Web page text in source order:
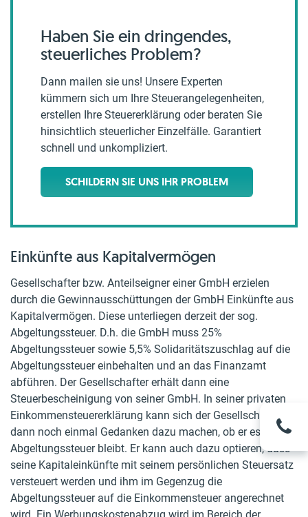
Haben Sie ein dringendes,
steuerliches Problem?
Dann mailen sie uns! Unsere Experten
kümmern sich um Ihre Steuerangelegenheiten,
erstellen Ihre Steuererklärung oder beraten Sie
hinsichtlich steuerlicher Einzelfälle. Garantiert
schnell und unkompliziert.
SCHILDERN SIE UNS IHR PROBLEM
Einkünfte aus Kapitalvermögen
Gesellschafter bzw. Anteilseigner einer GmbH erzielen
durch die Gewinnausschüttungen der GmbH Einkünfte aus
Kapitalvermögen. Diese unterliegen derzeit der sog.
Abgeltungssteuer. D.h. die GmbH muss 25%
Abgeltungssteuer sowie 5,5% Solidaritätszuschlag auf die
Abgeltungssteuer einbehalten und an das Finanzamt
abführen. Der Gesellschafter erhält dann eine
Steuerbescheinigung von seiner GmbH. In seiner privaten
Einkommensteuererklärung kann sich der Gesellschafter
dann noch einmal Gedanken dazu machen, ob er es bei der
Abgeltungssteuer bleibt. Er kann auch dazu optieren, dass
seine Kapitaleinkünfte mit seinem persönlichen Steuersatz
versteuert werden und ihm im Gegenzug die
Abgeltungssteuer auf die Einkommensteuer angerechnet